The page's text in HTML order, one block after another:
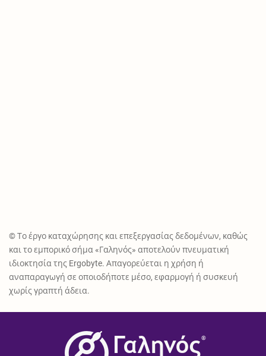
© Το έργο καταχώρησης και επεξεργασίας δεδομένων, καθώς
και το εμπορικό σήμα «Γαληνός» αποτελούν πνευματική
ιδιοκτησία της Ergobyte. Απαγορεύεται η χρήση ή
αναπαραγωγή σε οποιοδήποτε μέσο, εφαρμογή ή συσκευή
χωρίς γραπτή άδεια.
®